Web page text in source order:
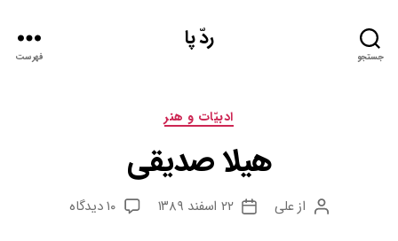
جستجو
ردّ پا
فهرست
دسته‌ها
ادبيّات و هنر
هیلا صدیقی
نویسنده
ازعلی
تاریخ
۲۲ اسفند ۱۳۸۹ ۱۰ دیدگاه
برای